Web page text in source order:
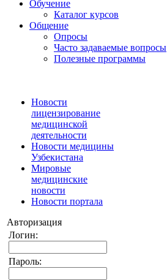
Обучение
Каталог курсов
Общение
Опросы
Часто задаваемые вопросы
Полезные программы
Новости
лицензирование
медицинской
деятельности
Новости медицины
Узбекистана
Мировые
медицинские
новости
Новости портала
Авторизация
Логин:
Пароль: